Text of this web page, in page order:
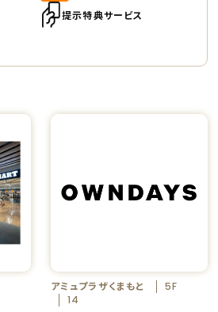
提示特典サービス
アミュプラザくまもと
5F
14